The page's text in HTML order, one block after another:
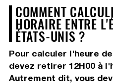
COMMENT
HORAIRE ENTRE
ÉTATS-UNIS ?
Pour calculer l'heure
devez retirer 12H00à
Autrement dit, vous